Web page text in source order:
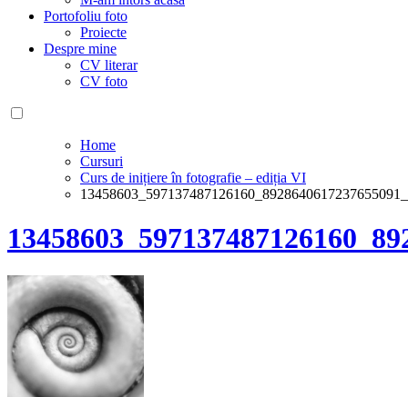
Portofoliu foto
Proiecte
Despre mine
CV literar
CV foto
Home
Cursuri
Curs de inițiere în fotografie – ediția VI